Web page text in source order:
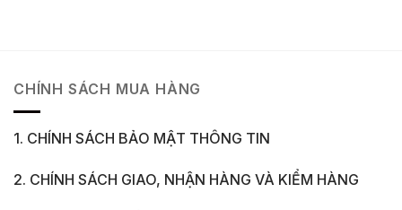
CHÍNH SÁCH MUA HÀNG
1. CHÍNH SÁCH BẢO MẬT THÔNG TIN
2. CHÍNH SÁCH GIAO, NHẬN HÀNG VÀ KIỂM HÀNG